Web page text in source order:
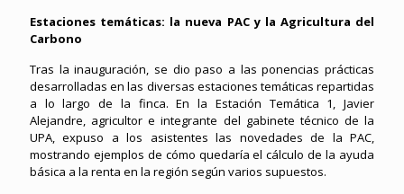
Estaciones temáticas: la nueva PAC y la Agricultura del
Carbono
Tras la inauguración, se dio paso a las ponencias prácticas
desarrolladas en las diversas estaciones temáticas repartidas
a lo largo de la finca. En la Estación Temática 1, Javier
Alejandre, agricultor e integrante del gabinete técnico de la
UPA, expuso a los asistentes las novedades de la PAC,
mostrando ejemplos de cómo quedaría el cálculo de la ayuda
básica a la renta en la región según varios supuestos.